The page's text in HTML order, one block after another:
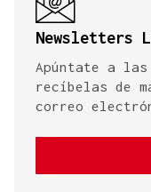
Newsletters
Apúntate a
recíbelas de
correo